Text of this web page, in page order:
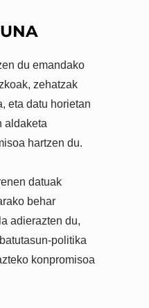
du emandako
zehatzak
eta datu horietan
aldaketa
hartzen du.
datuak
behar
adierazten du,
politika
konpromisoa